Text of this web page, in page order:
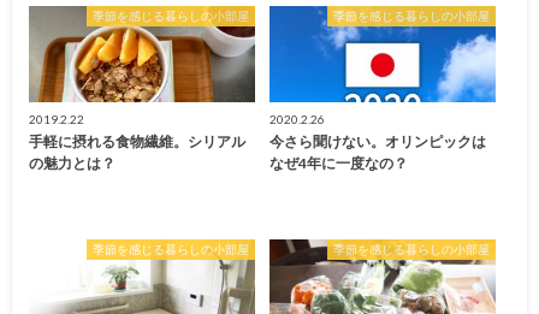
季節を感じる暮らしの小部屋
2019.2.22
手軽に摂れる食物繊維。シリアル
の魅力とは？
季節を感じる暮らしの小部屋
2020.2.26
今さら聞けない。オリンピックは
なぜ4年に一度なの？
季節を感じる暮らしの小部屋 季節を感じる暮らしの小部屋